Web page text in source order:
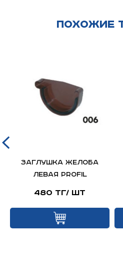
Похожие
Заглушка желоба
левая PROFIL
480 тг/ шт